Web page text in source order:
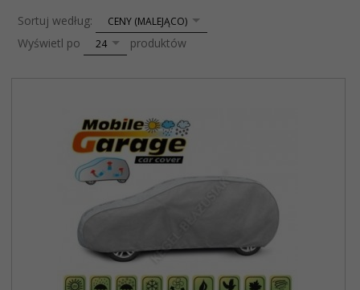
Sortuj według: sortCENY (MALEJĄCO)
Wyświetl po pop24 produktów